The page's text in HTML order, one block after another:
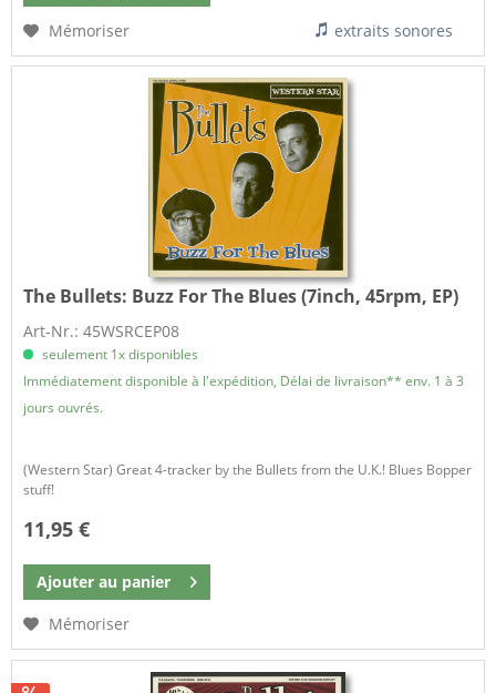
Mémoriser
extraits sonores
The Bullets: Buzz For The Blues (7inch, 45rpm, EP)
Art-Nr.: 45WSRCEP08
seulement 1x disponibles
Immédiatement disponible à l'expédition, Délai de livraison** env. 1 à 3
jours ouvrés.
(Western Star) Great 4-tracker by the Bullets from the U.K.! Blues Bopper
stuff!
11,95 €
Ajouter au panier
Mémoriser